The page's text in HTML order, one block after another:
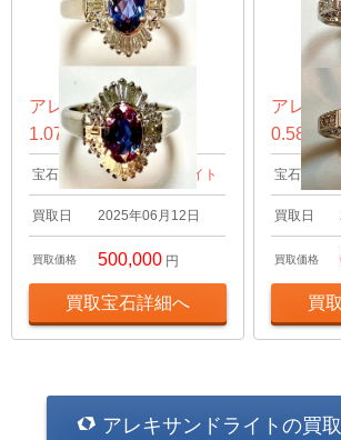
アレキサンドライト
1.07ct リング
宝石名 アレキサンドライト
買取日 2025年06月12日
買取価格 500,000 円
買取宝石詳細へ
アレキ
0.58ct
宝石名
買取日
買取価格
買
アレキサンドライトの買